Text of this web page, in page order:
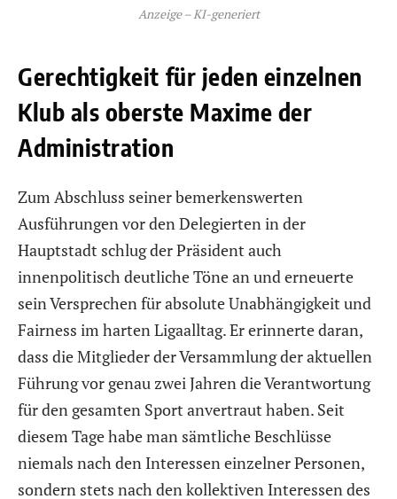
Anzeige – KI-generiert
Gerechtigkeit für jeden einzelnen
Klub als oberste Maxime der
Administration
Zum Abschluss seiner bemerkenswerten
Ausführungen vor den Delegierten in der
Hauptstadt schlug der Präsident auch
innenpolitisch deutliche Töne an und erneuerte
sein Versprechen für absolute Unabhängigkeit und
Fairness im harten Ligaalltag. Er erinnerte daran,
dass die Mitglieder der Versammlung der aktuellen
Führung vor genau zwei Jahren die Verantwortung
für den gesamten Sport anvertraut haben. Seit
diesem Tage habe man sämtliche Beschlüsse
niemals nach den Interessen einzelner Personen,
sondern stets nach den kollektiven Interessen des